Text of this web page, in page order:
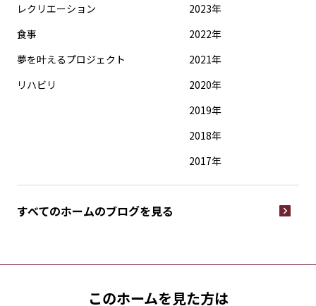
レクリエーション
食事
夢を叶えるプロジェクト
リハビリ
2023年
2022年
2021年
2020年
2019年
2018年
2017年
すべてのホームのブログを見る
このホームを見た方は